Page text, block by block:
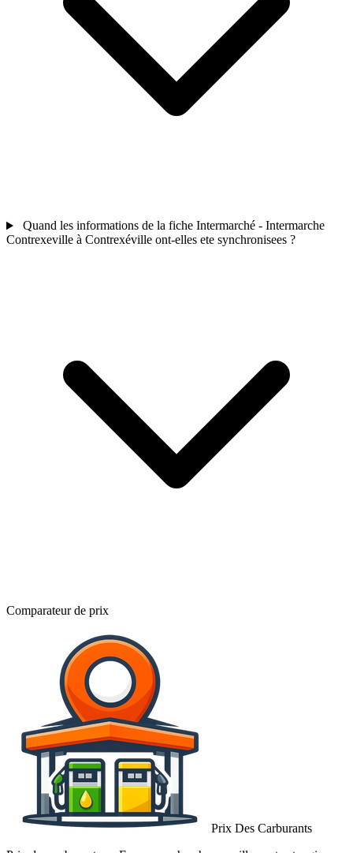
Quand les informations de la fiche Intermarché - Intermarche
Contrexeville à Contrexéville ont-elles ete synchronisees ?
Comparateur de prix
Prix Des Carburants